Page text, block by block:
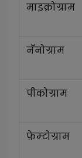
माइक्रोग्राम
नॅनोग्राम
पीकोग्राम
फ़ेम्टोग्राम